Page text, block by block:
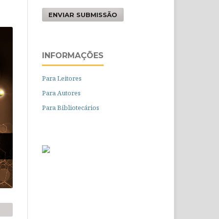
ENVIAR SUBMISSÃO
INFORMAÇÕES
Para Leitores
Para Autores
Para Bibliotecários